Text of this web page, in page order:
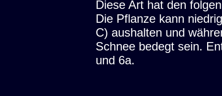
Diese Art hat den
Die Pflanze kann
C) aushalten und
Schnee bedegt sein.
und 6a.